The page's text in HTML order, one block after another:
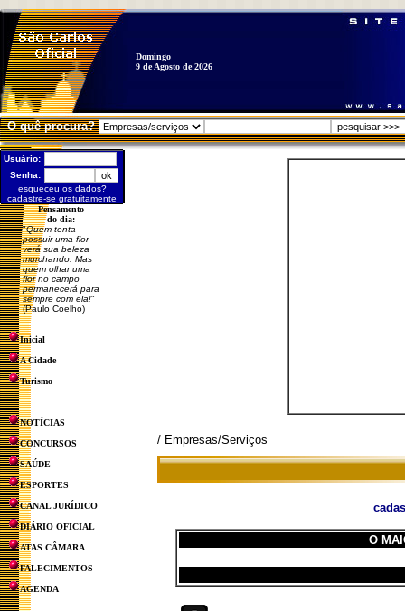
Domingo
9 de Agosto de 2026
O quê procura?
Usuário:
Senha:
esqueceu os dados?
cadastre-se gratuitamente
Pensamento
do dia:
"Quem tenta
possuir uma flor
verá sua beleza
murchando. Mas
quem olhar uma
flor no campo
permanecerá para
sempre com ela!"
(Paulo Coelho)
Inicial
A Cidade
Turismo
NOTÍCIAS
CONCURSOS
SAÚDE
ESPORTES
CANAL JURÍDICO
DIÁRIO OFICIAL
ATAS CÂMARA
FALECIMENTOS
AGENDA
/ Empresas/Serviços
O